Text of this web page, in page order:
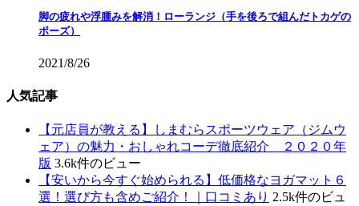
脚の疲れや浮腫みを解消！ローランジ（手を後ろで組んだトカゲの
ポーズ）
2021/8/26
人気記事
【元店員が教える︎】しまむらスポーツウェア（ジムウ
ェア）の魅力・おしゃれコーデ徹底紹介 ２０２０年
版 3.6k件のビュー
【安いから今すぐ始められる】低価格なヨガマット６
選！選び方も含めご紹介！｜口コミあり 2.5k件のビュ